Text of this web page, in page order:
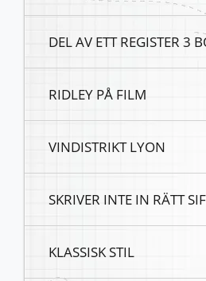
DEL AV ETT REGISTER 3
RIDLEY PÅ FILM
VINDISTRIKT LYON
SKRIVER INTE IN RÄTT
KLASSISK STIL